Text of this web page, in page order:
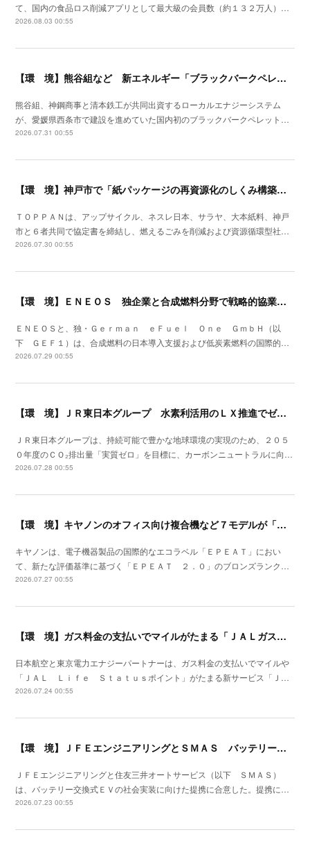
て、国内の食品ロス削減アプリとして最大級の会員数（約１３２万人）…
2026.08.03 00:55
【環 境】熊谷組など 新エネルギー「ブラックバークペレット」国内初の製造工場竣工
熊谷組、神鋼商事と清本鉄工が共同出資するローカルエナジーシステム
が、愛媛県西条市で建設を進めていた国内初のブラックバークペレット…
2026.07.31 00:55
【環 境】神戸市で「紙パッケージの再資源化のしくみ構築プロジェクト」開始
ＴＯＰＰＡＮは、アップサイクル、ネスレ日本、サラヤ、大本紙料、神戸
市と６者共同で協定書を締結し、燃えるごみを削減および資源循環型社…
2026.07.30 00:55
【環 境】ＥＮＥＯＳ 独企業と合成燃料分野で戦略的協業を開始
ＥＮＥＯＳと、独・Ｇｅｒｍａｎ ｅＦｕｅｌ Ｏｎｅ ＧｍｂＨ（以
下 ＧＥＦ１）は、合成燃料の日本導入支援および低炭素燃料の国際的…
2026.07.29 00:55
【環 境】ＪＲ東日本グループ 水素利活用のＬＸ推進でゼロカーボンの取組みを加速
ＪＲ東日本グループは、持続可能で豊かな地球環境の実現のため、２０５
０年度のＣＯ₂排出量「実質ゼロ」を目標に、カーボンニュートラルに向…
2026.07.28 00:55
【環 境】キヤノンのオフィス向け複合機など７モデルが「ＥＰＥＡＴ ２．０」に登録
キヤノンは、電子機器製品の国際的なエコラベル「ＥＰＥＡＴ」におい
て、新たな評価基準に基づく「ＥＰＥＡＴ ２．０」のブロンズランク…
2026.07.27 00:55
【環 境】ガス料金の支払いでマイルがたまる「ＪＡＬガス」の提供開始
日本航空と東京電力エナジーパートナーは、ガス料金の支払いでマイルや
「ＪＡＬ Ｌｉｆｅ Ｓｔａｔｕｓポイント」がたまる新サービス「Ｊ…
2026.07.24 00:55
【環 境】ＪＦＥエンジニアリングとＳＭＡＳ バッテリー交換式ＥＶの社会実装で提携
ＪＦＥエンジニアリングと住友三井オートサービス（以下 ＳＭＡＳ）
は、バッテリー交換式ＥＶの社会実装に向けた提携に合意した。提携に…
2026.07.23 00:55